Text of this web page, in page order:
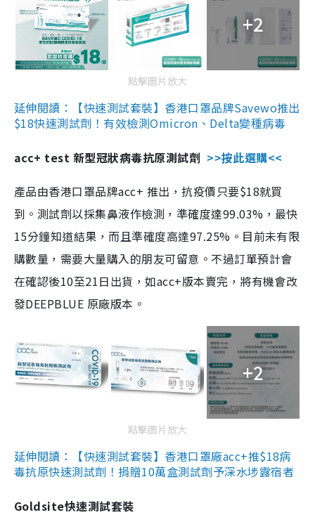
+2
點擊圖片放大
延伸閱讀：【快速測試套裝】香港口罩品牌Savewo推出
$18快速測試劑！有效檢測Omicron、Delta變種病毒
acc+ test 新型冠狀病毒抗原測試劑 >>按此選購<<
產品由香港口罩品牌acc+ 推出，抗疫價只要$18就買
到。測試劑以採集鼻液作檢測，準確度達99.03%，最快
15分鐘知道結果，而且準確度高達97.25%。目前未有限
購數量，需要大量購入的朋友可留意。不過訂單預計會
在確認後10至21日出貨，如acc+版本賣完，將有機會改
發DEEPBLUE 原廠版本。
+2
點擊圖片放大
延伸閱讀：【快速測試套裝】香港口罩廠acc+推$18病
毒抗原快速測試劑！捐贈10萬盒測試劑予深水埗露宿者
Goldsite快速測試套裝